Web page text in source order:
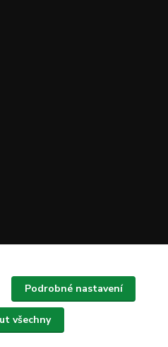
cookies.
Podrobné nastavení
všechny